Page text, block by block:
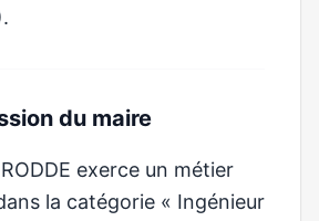
du maire
exerce un métier
la catégorie « Ingénieur